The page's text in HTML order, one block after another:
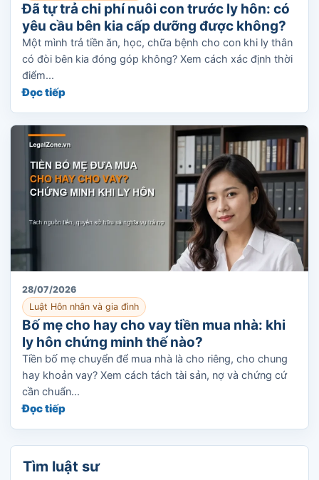
Đã tự trả chi phí nuôi con trước ly hôn: có
yêu cầu bên kia cấp dưỡng được không?
Một mình trả tiền ăn, học, chữa bệnh cho con khi ly thân
có đòi bên kia đóng góp không? Xem cách xác định thời
điểm...
Đọc tiếp
28/07/2026
Luật Hôn nhân và gia đình
Bố mẹ cho hay cho vay tiền mua nhà: khi
ly hôn chứng minh thế nào?
Tiền bố mẹ chuyển để mua nhà là cho riêng, cho chung
hay khoản vay? Xem cách tách tài sản, nợ và chứng cứ
cần chuẩn...
Đọc tiếp
Tìm luật sư